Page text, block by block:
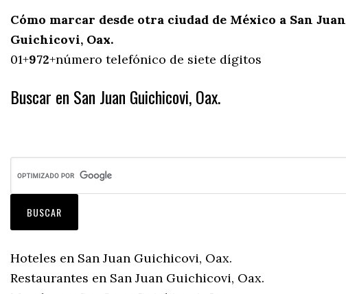
Cómo marcar desde otra ciudad de México a San Juan
Guichicovi, Oax.
01+972+número telefónico de siete dígitos
Buscar en San Juan Guichicovi, Oax.
Hoteles en San Juan Guichicovi, Oax.
Restaurantes en San Juan Guichicovi, Oax.